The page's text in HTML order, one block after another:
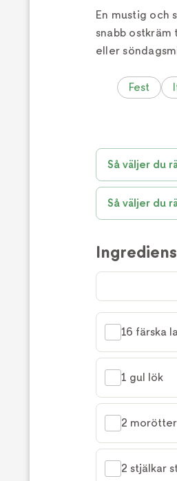
En mustig och
snabb
eller
Fest
Så väljer du
Så väljer du
16 färska
1 gul lök
2 morötter
2 stjälkar